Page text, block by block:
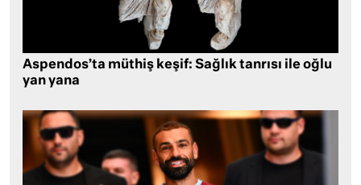
Aspendos’ta müthiş keşif: Sağlık tanrısı ile oğlu
yan yana